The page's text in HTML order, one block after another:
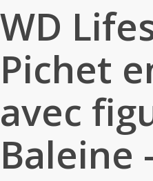
WD
Pichet
avec
Baleine